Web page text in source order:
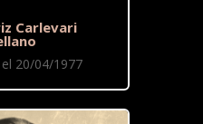
Carlevari
20/04/1977